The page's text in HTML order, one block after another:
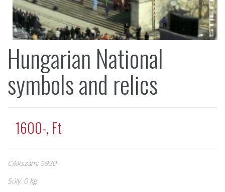
Hungarian National
symbols and relics
1600-, Ft
Cikkszám: 5930
Súly: 0 kg